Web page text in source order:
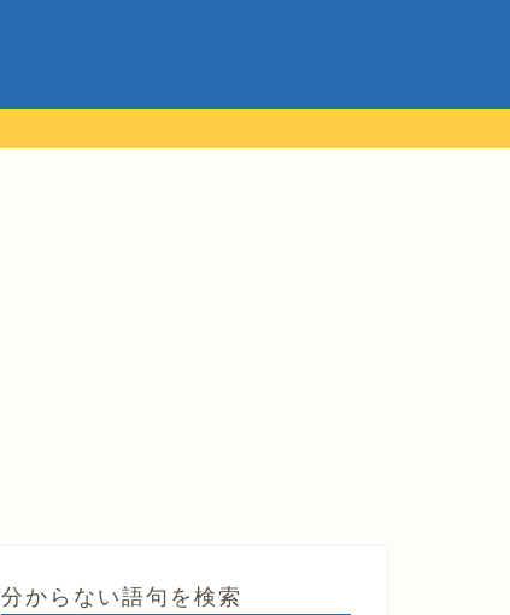
分からない語句を検索